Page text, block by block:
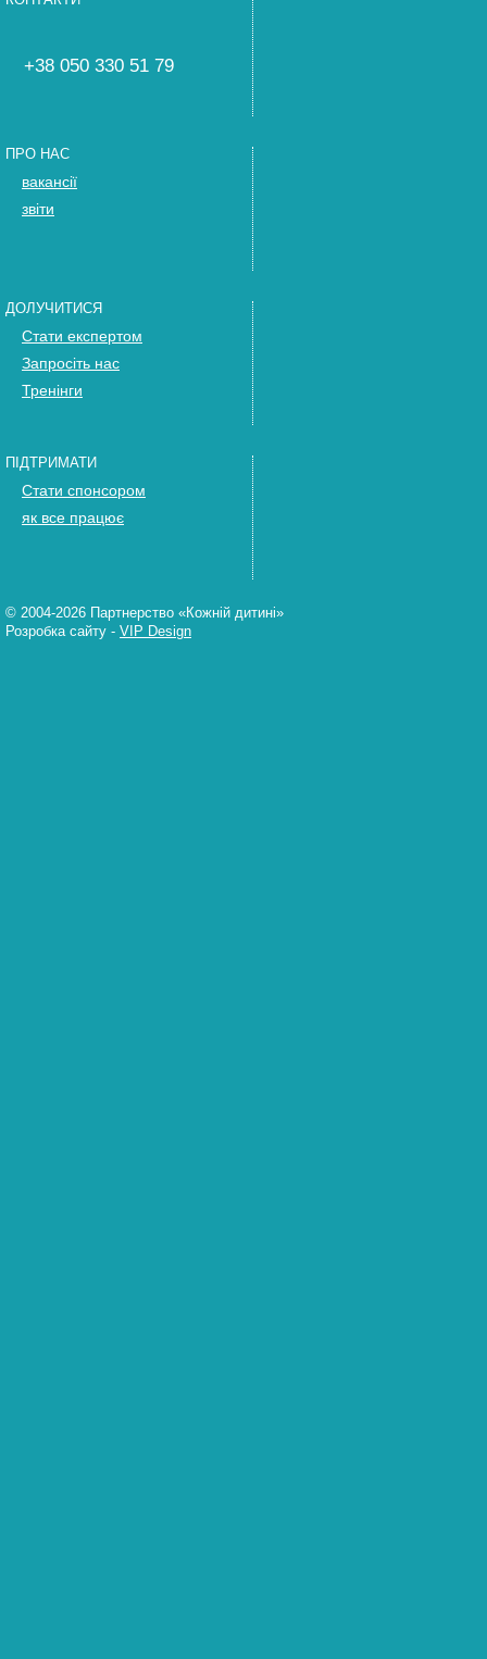
+38 050 330 51 79
ПРО НАС
вакансії
звіти
ДОЛУЧИТИСЯ
Стати експертом
Запросіть нас
Тренінги
ПІДТРИМАТИ
Стати спонсором
як все працює
© 2004-2026 Партнерство «Кожній дитині»
Розробка сайту - VIP Design